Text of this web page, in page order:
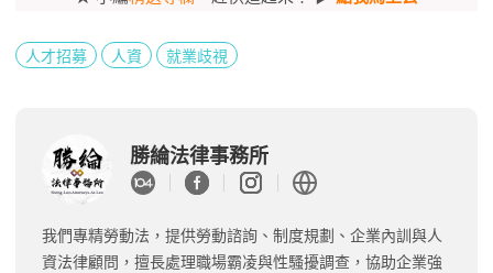
人才招募 人資 就業歧視
勝綸法律事務所
我們專精勞動法，提供勞動諮詢、制度規劃、企業內訓與人
資法律顧問，擅長處理職場霸凌與性騷擾調查，協助企業強